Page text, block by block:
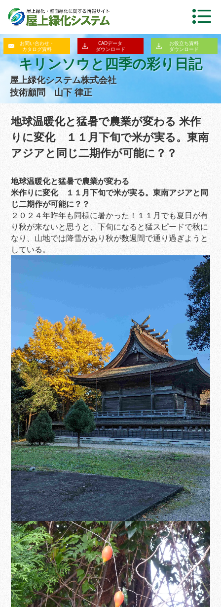
お問い合わせ・
カタログ資料
CADデータ
ダウンロード
お役立ち資料
ダウンロード
キリンソウと四季の彩り日記
屋上緑化システム株式会社
技術顧問 山下 律正
地球温暖化と猛暑で農業が変わる 米作
りに変化 １１月下旬で米が実る。東南
アジアと同じ二期作が可能に？？
地球温暖化と猛暑で農業が変わる
米作りに変化 １１月下旬で米が実る。東南アジアと同
じ二期作が可能に？？
２０２４年昨年も同様に暑かった！１１月でも夏日が有
り秋が来ないと思うと、下旬になると猛スピードで秋に
なり、山地では降雪があり秋が数週間で通り過ぎようと
している。